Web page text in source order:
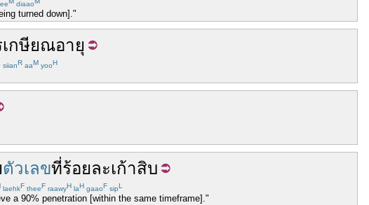
diaao
turned down]."
เกษียณอายุ
siianR aaM yooH
ตัวเลขที่ร้อยละเก้าสิบ
laehkF theeF raawyH laH gaaoF sipL
a 90% penetration [within the same timeframe]."